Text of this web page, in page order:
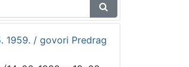
1959. / govori Predrag